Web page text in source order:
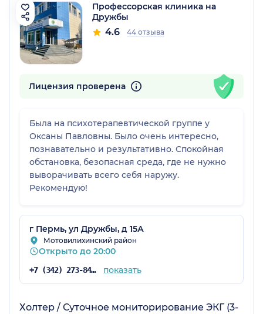
Профессорская клиника на
Дружбы
4.6 44 отзыва
Лицензия проверена
Была на психотерапевтической группе у
Оксаны Павловны. Было очень интересно,
познавательно и результативно. Спокойная
обстановка, безопасная среда, где не нужно
выворачивать всего себя наружу.
Рекомендую!
г Пермь, ул Дружбы, д 15А
Мотовилихинский район
Открыто до 20:00
+7 (342) 273-84-38 показать
Холтер / Суточное мониторирование ЭКГ (3-